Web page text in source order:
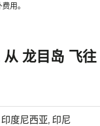
用。
龙目岛 飞往